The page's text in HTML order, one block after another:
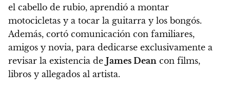
el cabello de rubio, aprendió a montar
motocicletas y a tocar la guitarra y los bongós.
Además, cortó comunicación con familiares,
amigos y novia, para dedicarse exclusivamente a
revisar la existencia de James Dean con films,
libros y allegados al artista.